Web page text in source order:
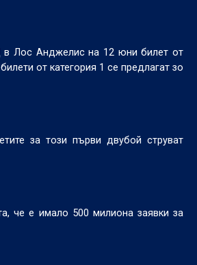
Лос Анджелис на 12 юни билет от
от категория 1 се предлагат зо
за този първи двубой струват
че е имало 500 милиона заявки за